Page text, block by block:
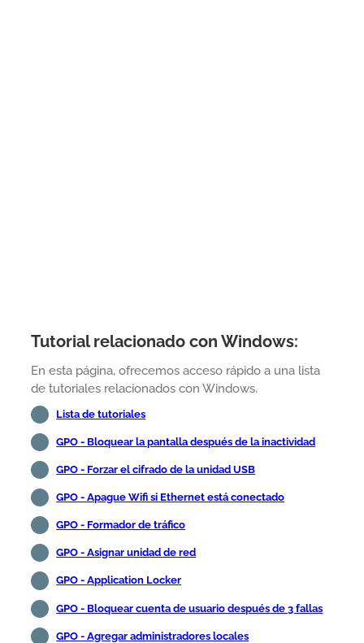
Tutorial relacionado con Windows:
En esta página, ofrecemos acceso rápido a una lista
de tutoriales relacionados con Windows.
Lista de tutoriales
GPO - Bloquear la pantalla después de la inactividad
GPO - Forzar el cifrado de la unidad USB
GPO - Apague Wifi si Ethernet está conectado
GPO - Formador de tráfico
GPO - Asignar unidad de red
GPO - Application Locker
GPO - Bloquear cuenta de usuario después de 3 fallas
GPO - Agregar administradores locales